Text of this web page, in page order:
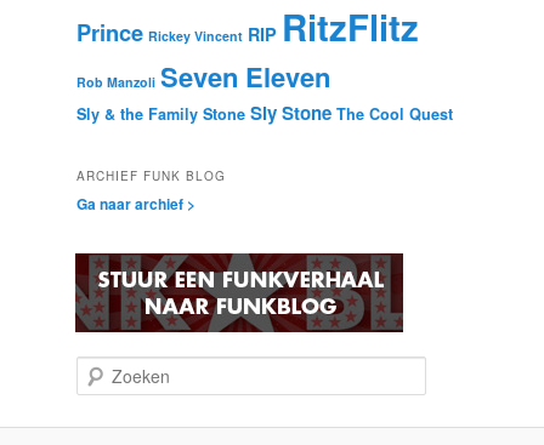
Prince Rickey Vincent RIP RitzFlitz
Rob Manzoli Seven Eleven
Sly & the Family Stone Sly Stone The Cool Quest
ARCHIEF FUNK BLOG
Ga naar archief >
o